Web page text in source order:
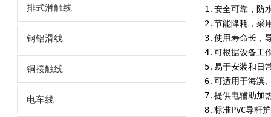
排式滑触线
钢铝滑线
铜接触线
电车线
1.安全可靠，防
2.节能降耗，采
3.使用寿命长，
4.可根据设备工
5.易于安装和日
6.可适用于海滨
7.提供电辅助加
8.标准PVC导杆